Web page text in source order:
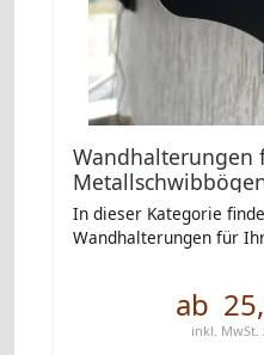
Wandhalterungen
In dieser Kategorie
Wandhalterungen für
ab
inkl. MwSt.